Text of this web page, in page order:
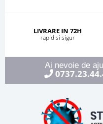
LIVRARE IN 72H
rapid si sigur
Ai nevoie de